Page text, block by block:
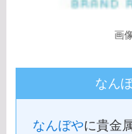
画
なん
なんぼやに貴金